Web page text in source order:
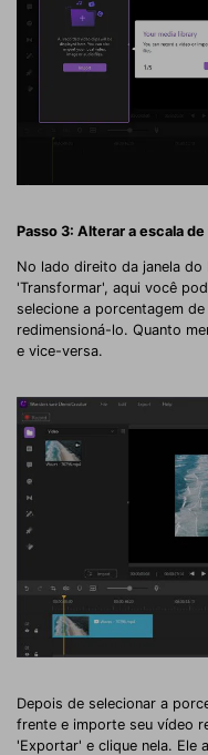
Passo 3: Alterar a escala
No lado direito da janela do
'Transformar', aqui você
selecione a porcentagem
redimensioná-lo. Quanto
e vice-versa.
Depois de selecionar a
frente e importe seu vídeo
'Exportar' e clique nela. Ele